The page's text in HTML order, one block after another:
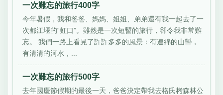
一次難忘的旅行400字
今年暑假，我和爸爸、媽媽、姐姐、弟弟還有我一起去了一
次都江堰的“虹口”。雖然是一次短暫的旅行，卻令我非常難
忘。 我們一路上看見了許許多多的風景：有連綿的山巒，
有清清的河水，...
一次難忘的旅行500字
去年國慶節假期的最後一天，爸爸決定帶我去格氏栲森林公